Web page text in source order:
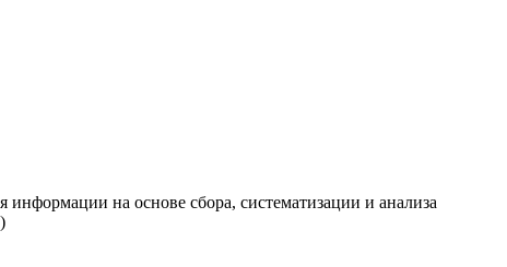
на основе сбора, систематизации и анализа